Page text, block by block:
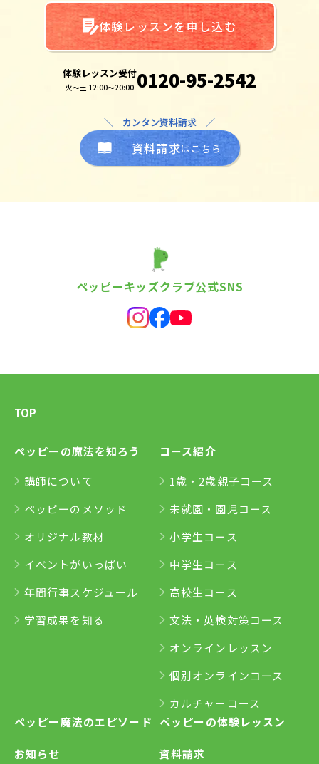
体験レッスンを申し込む
体験レッスン受付
火～土 12:00～20:00 0120-95-2542
＼ カンタン資料請求 ／
資料請求はこちら
ペッピーキッズクラブ公式SNS
TOP
ペッピーの魔法を知ろう
講師について
ペッピーのメソッド
オリジナル教材
イベントがいっぱい
年間行事スケジュール
学習成果を知る
コース紹介
1歳・2歳親子コース
未就園・園児コース
小学生コース
中学生コース
高校生コース
文法・英検対策コース
オンラインレッスン
個別オンラインコース
カルチャーコース
ペッピー魔法のエピソード
お知らせ
ペッピーの体験レッスン
資料請求